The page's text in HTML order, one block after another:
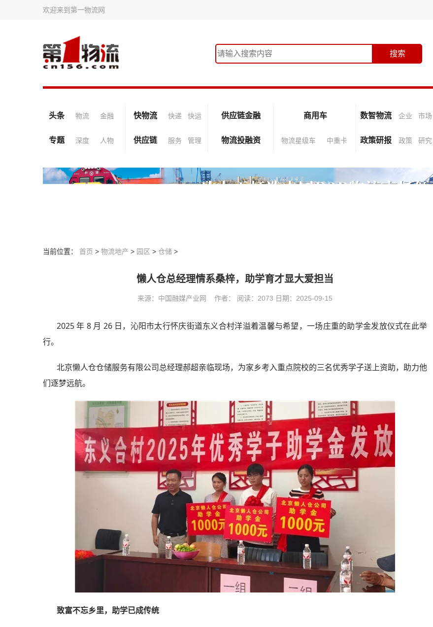
欢迎来到第一物流网
头条 物流 金融 快物流 快递 快运 供应链金融 商用车 数智物流 企业 市场
专题 深度 人物 供应链 服务 管理 物流投融资 物流星级车 中重卡 政策研报 政策 研究
当前位置： 首页 > 物流地产 > 园区 > 仓储 >
懒人仓总经理情系桑梓，助学育才显大爱担当
来源：中国融媒产业网 作者： 阅读：2073 日期：2025-09-15
2025 年 8 月 26 日，沁阳市太行怀庆街道东义合村洋溢着温馨与希望，一场庄重的助学金发放仪式在此举
行。
北京懒人仓仓储服务有限公司总经理郝超亲临现场，为家乡考入重点院校的三名优秀学子送上资助，助力他
们逐梦远航。
致富不忘乡里，助学已成传统